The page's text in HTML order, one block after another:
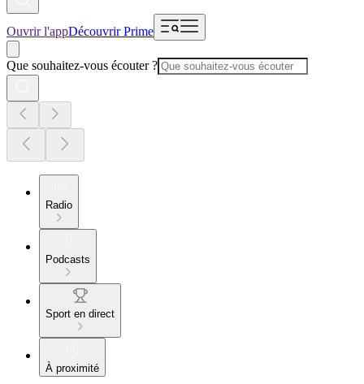
Ouvrir l'appDécouvrir Prime
Que souhaitez-vous écouter ?
Radio
Podcasts
Sport en direct
À proximité